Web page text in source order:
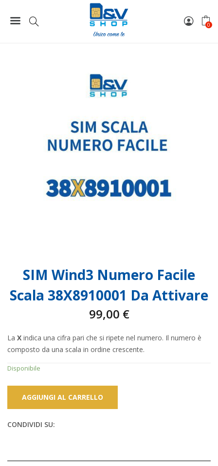
0
SIM Wind3 Numero Facile Scala 38X8910001 Da Attivare
SIM Wind3 Numero Facile
Scala 38X8910001 Da Attivare
99,00 €
La X indica una cifra pari che si ripete nel numero. Il numero è
composto da una scala in ordine crescente.
Disponibile
AGGIUNGI AL CARRELLO
CONDIVIDI SU: